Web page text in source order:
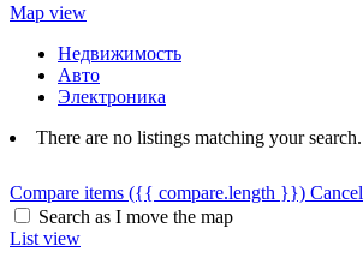
Map view
Недвижимость
Авто
Электроника
There are no listings matching your search.
Compare items ({{ compare.length }}) Cancel
Search as I move the map
List view